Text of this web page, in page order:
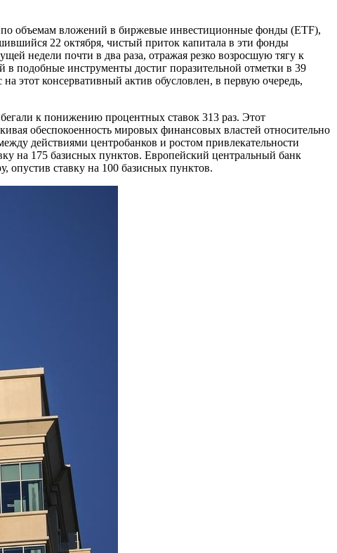
по объемам вложений в биржевые инвестиционные фонды (ETF),
22 октября, чистый приток капитала в эти фонды
недели почти в два раза, отражая резко возросшую тягу к
в подобные инструменты достиг поразительной отметки в 39
этот консервативный актив обусловлен, в первую очередь,
к понижению процентных ставок 313 раз. Этот
обеспокоенность мировых финансовых властей относительно
действиями центробанков и ростом привлекательности
на 175 базисных пунктов. Европейский центральный банк
опустив ставку на 100 базисных пунктов.